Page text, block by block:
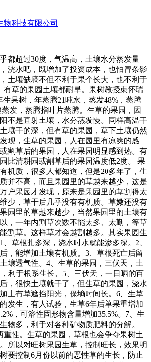
都超过30度，气温高，土壤水分蒸发量
浇水吧，既增加了投资成本，也怕冒条影
土壤缺墒不但不利于果个长大，也不利于
有草的果园土壤都耐旱。果树教授束怀瑞
生果树，年蒸腾21吨水，蒸发48%，蒸腾
蒸发，蒸腾指叶片蒸腾。生草的果园，因
不是直射土壤，水分蒸发慢。同样高温干
壤干的深，但有草的果园，草下土壤仍然
现，生草的果园，人在园里有凉爽的感
割草后的果园，人在果园明显感到热。有
比清耕园或割草后的果园温度低2度。 果
机质，很多人都知道，但是20多年了，生
并不高，而且果园里的草越来越少，这是
户果园才发现，原来是果园里的草割得太
少，草干后几乎没有有机质。草嫩还没有
园里的草越来越少，当然果园里的土壤有
，一年内割草次数不能太多、太勤，等草
割草。这样草才会越割越多。其实果园生
草根扎多深，浇水时水就能渗多深。2、
，能增加土壤有机质。3、草根死亡后留
壤透气性。4、生草的果园，三伏天，土
利于根系生长。5、三伏天，一日晒的百
，很快土壤就干了，但生草的果园，浇水
上有草遮挡阳光，保墒时间长。6、生草
发生，有人试验，生草6年后单果重增加
，可溶性固形物含量增加35.5%。7、生
物多，利于对各种矿物质肥料的分解。
重性。生草的果园，草根也会争夺果树土
所以对旺树果园生草，控制旺长，效果明
要控制6月份以前的恶性草的生长，防止